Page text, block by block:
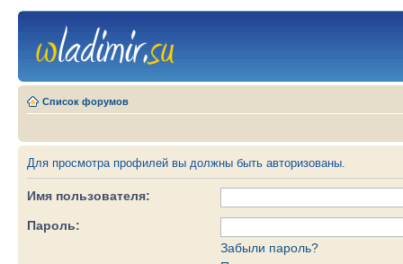
Список форумов
Для просмотра профилей вы должны быть авторизованы.
Имя пользователя:
Пароль:
Забыли пароль?